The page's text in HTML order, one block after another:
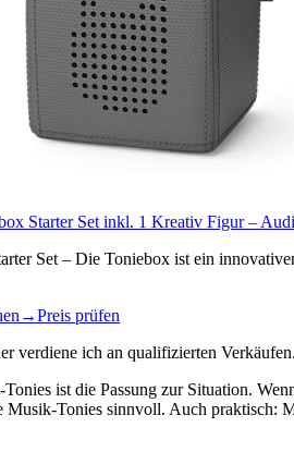
Starter Set inkl. 1 Kreativ Figur –
Set – Die Toniebox ist ein
→Preis prüfen
verdiene ich an qualifizierten
ist die Passung zur Situation.
Musik-Tonies sinnvoll. Auch praktisch: